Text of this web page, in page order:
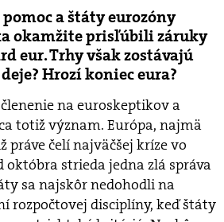
a štáty eurozóny
okamžite prisľúbili záruky
eur. Trhy však zostávajú
Hrozí koniec eura?
na euroskeptikov a
totiž význam. Európa, najmä
práve čelí najväčšej kríze vo
októbra strieda jedna zlá správa
sa najskôr nedohodli na
rozpočtovej disciplíny, keď štáty